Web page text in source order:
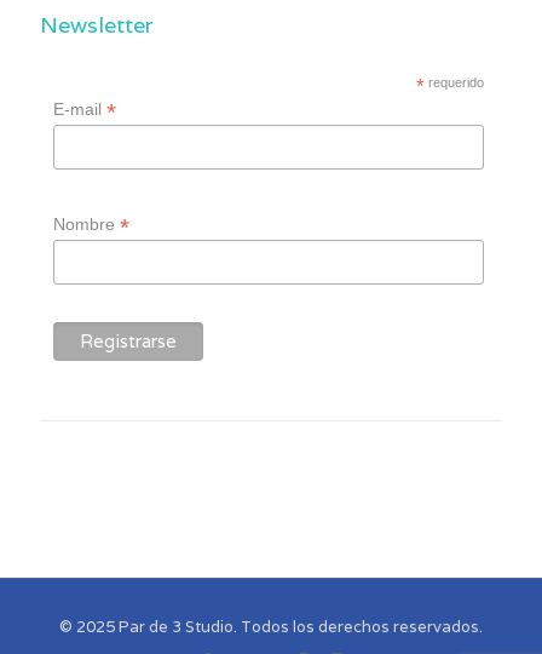
Newsletter
* requerido
E-mail*
Nombre*
© 2025 Par de 3 Studio. Todos los derechos reservados.